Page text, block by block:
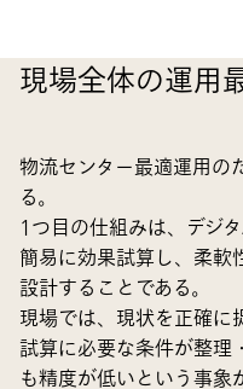
現場全体の運用
物流センター最適運用の
る。
1つ目の仕組みは、デジ
簡易に効果試算し、柔軟
設計することである。
現場では、現状を正確に
試算に必要な条件が整理
も精度が低いという事象